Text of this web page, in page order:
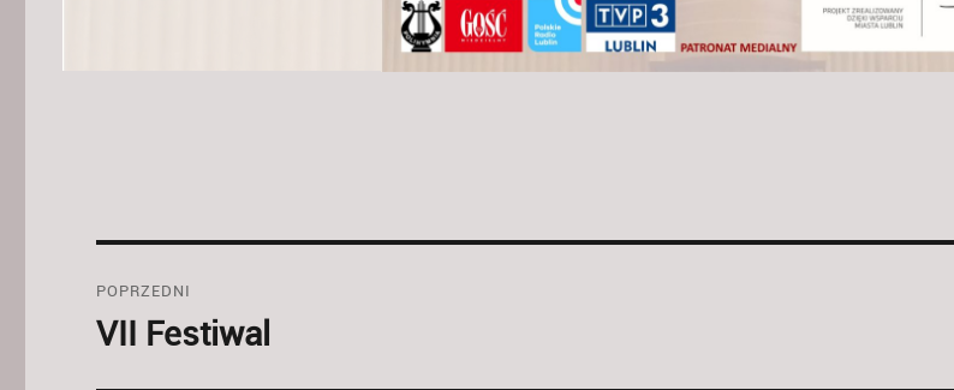
wpisu
POPRZEDNI
Poprzedni
VII Festiwal